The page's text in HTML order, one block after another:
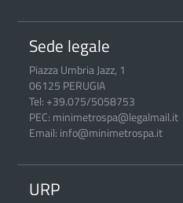
Sede legale
Piazza Umbria Jazz, 1
06125 PERUGIA
Tel: +39.075/5058753
PEC: minimetrospa@legalmail.it
Email: info@minimetrospa.it
URP